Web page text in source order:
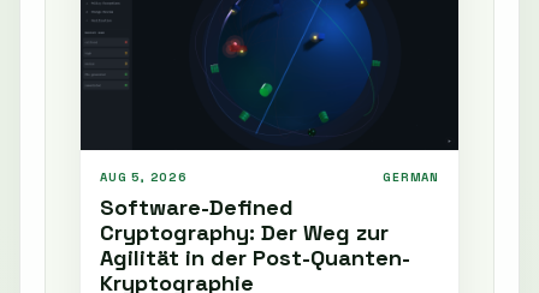
AUG 5, 2026 GERMAN
Software-Defined
Cryptography: Der Weg zur
Agilität in der Post-Quanten-
Kryptographie